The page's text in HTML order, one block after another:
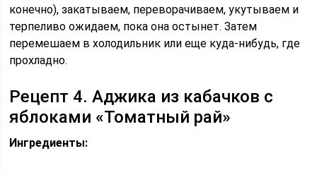
конечно), закатываем, переворачиваем, укутываем и
терпеливо ожидаем, пока она остынет. Затем
перемешаем в холодильник или еще куда-нибудь, где
прохладно.
Рецепт 4. Аджика из кабачков с
яблоками «Томатный рай»
Ингредиенты: